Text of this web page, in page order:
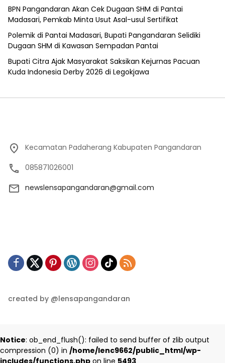
BPN Pangandaran Akan Cek Dugaan SHM di Pantai
Madasari, Pemkab Minta Usut Asal-usul Sertifikat
Polemik di Pantai Madasari, Bupati Pangandaran Selidiki
Dugaan SHM di Kawasan Sempadan Pantai
Bupati Citra Ajak Masyarakat Saksikan Kejurnas Pacuan
Kuda Indonesia Derby 2026 di Legokjawa
Kecamatan Padaherang Kabupaten Pangandaran
085871026001
newslensapangandaran@gmail.com
created by @lensapangandaran
Notice: ob_end_flush(): failed to send buffer of zlib output
compression (0) in /home/lenc9662/public_html/wp-
includes/functions.php on line 5493